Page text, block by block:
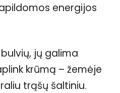
energijos
jų galima
krūmą – žemėje
trąšų šaltiniu.